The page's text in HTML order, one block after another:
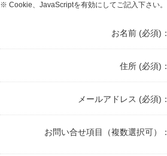
※ Cookie、JavaScriptを有効にしてご記入下さい。
お名前 (必須)：
住所 (必須)：
メールアドレス (必須)：
お問い合せ項目（複数選択可）：